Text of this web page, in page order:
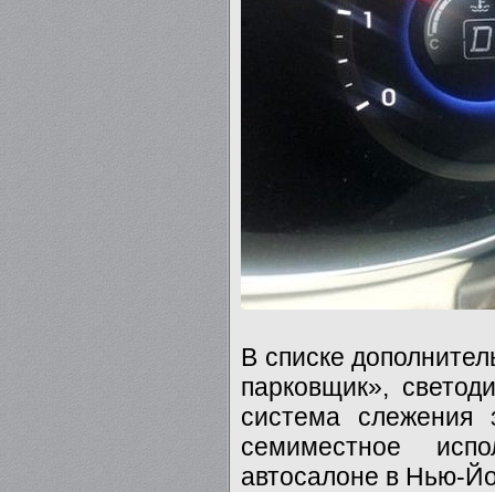
В списке
парковщик»,
система
семиместное
автосалоне в Нью-